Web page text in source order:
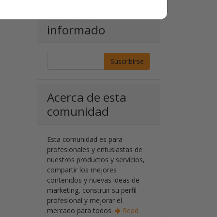
Mantener
informado
Suscribirse
Acerca de esta
comunidad
Esta comunidad es para
profesionales y entusiastas de
nuestros productos y servicios,
compartir los mejores
contenidos y nuevas ideas de
marketing, construir su perfil
profesional y mejorar el
mercado para todos.
Read